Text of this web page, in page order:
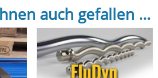
auch gefallen …